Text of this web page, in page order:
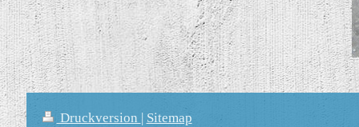
Druckversion | Sitemap